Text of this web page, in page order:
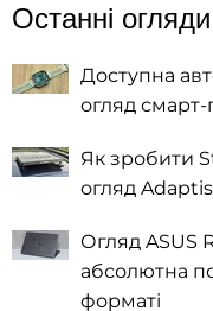
Останні огляди
Доступна
огляд
Як зробити
огляд
Огляд ASUS
абсолютна
форматі